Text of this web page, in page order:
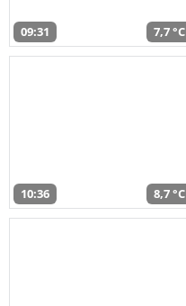
09:31 7,7 °C
10:36 8,7 °C